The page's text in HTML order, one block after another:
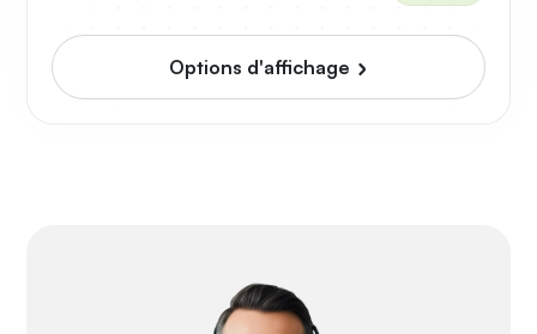
Options d'affichage